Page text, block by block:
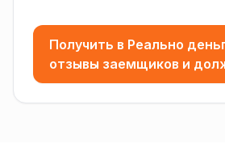
Получить в Реально
отзывы заемщиков и